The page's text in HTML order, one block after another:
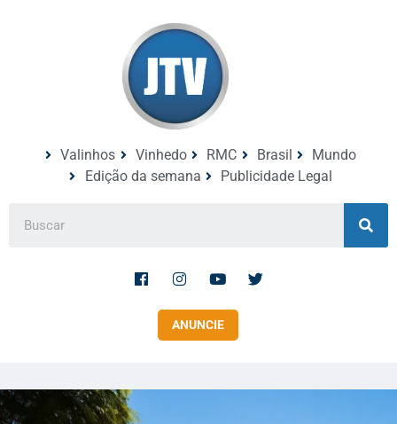
Valinhos Vinhedo RMC Brasil
Mundo
Edição da semana
Publicidade Legal
ANUNCIE